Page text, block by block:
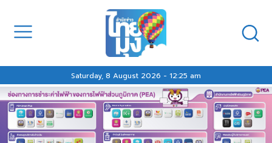
Saturday, 8 August 2026 - 12:25 am